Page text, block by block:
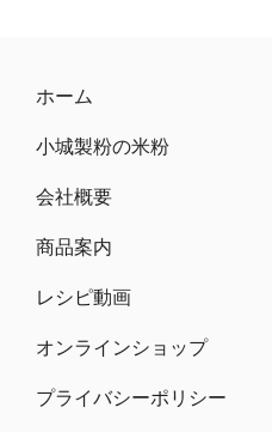
b
o
o
k
o
n
ホーム
小城製粉の米粉
会社概要
商品案内
レシピ動画
オンラインショップ
プライバシーポリシー